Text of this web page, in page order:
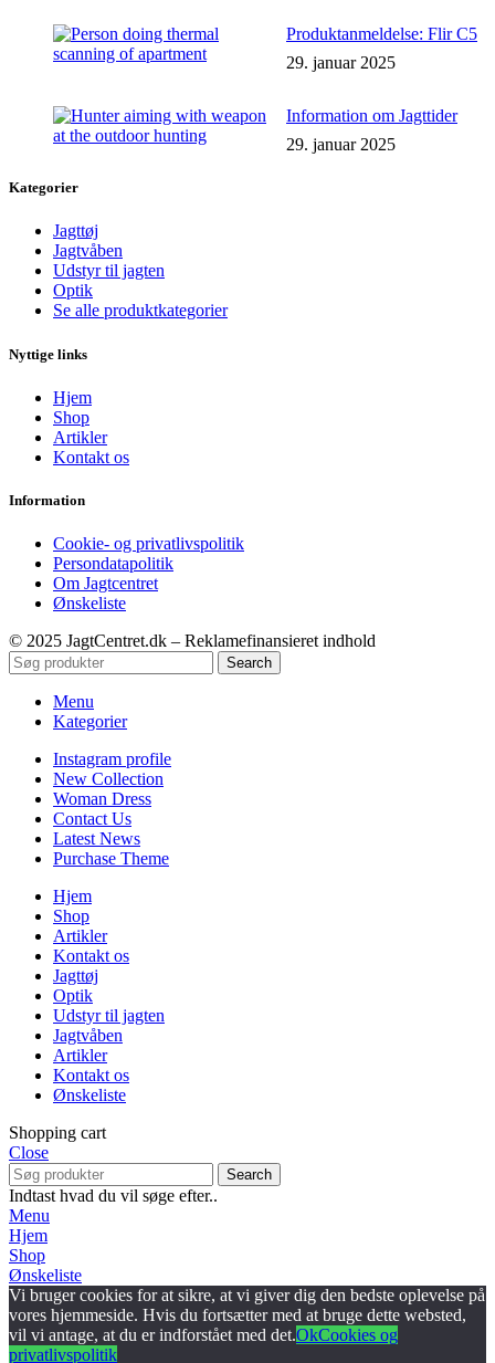
Produktanmeldelse: Flir C5
29. januar 2025
Information om Jagttider
29. januar 2025
Kategorier
Jagttøj
Jagtvåben
Udstyr til jagten
Optik
Se alle produktkategorier
Nyttige links
Hjem
Shop
Artikler
Kontakt os
Information
Cookie- og privatlivspolitik
Persondatapolitik
Om Jagtcentret
Ønskeliste
© 2025 JagtCentret.dk – Reklamefinansieret indhold
Search
Menu
Kategorier
Instagram profile
New Collection
Woman Dress
Contact Us
Latest News
Purchase Theme
Hjem
Shop
Artikler
Kontakt os
Jagttøj
Optik
Udstyr til jagten
Jagtvåben
Artikler
Kontakt os
Ønskeliste
Shopping cart
Close
Search
Indtast hvad du vil søge efter..
Menu
Hjem
Shop
Ønskeliste
Vi bruger cookies for at sikre, at vi giver dig den bedste oplevelse på
vores hjemmeside. Hvis du fortsætter med at bruge dette websted,
vil vi antage, at du er indforstået med det.OkCookies og
privatlivspolitik